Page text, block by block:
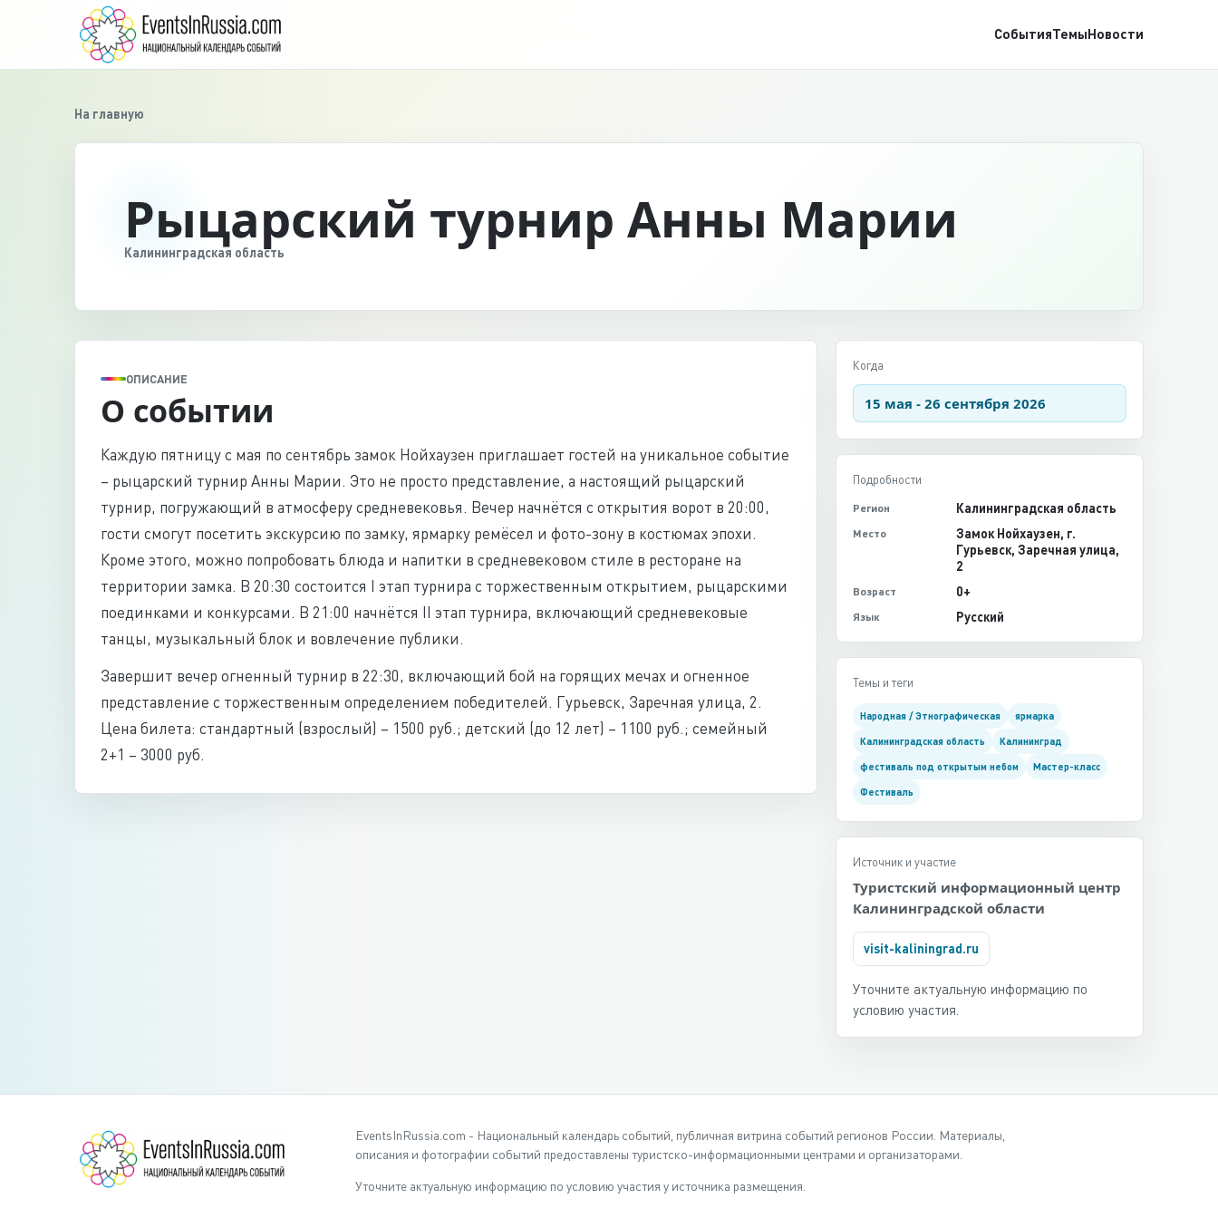
СобытияТемыНовости
На главную
Рыцарский турнир Анны Марии
Калининградская область
ОПИСАНИЕ
О событии
Каждую пятницу с мая по сентябрь замок Нойхаузен приглашает гостей на уникальное событие
– рыцарский турнир Анны Марии. Это не просто представление, а настоящий рыцарский
турнир, погружающий в атмосферу средневековья. Вечер начнётся с открытия ворот в 20:00,
гости смогут посетить экскурсию по замку, ярмарку ремёсел и фото-зону в костюмах эпохи.
Кроме этого, можно попробовать блюда и напитки в средневековом стиле в ресторане на
территории замка. В 20:30 состоится I этап турнира с торжественным открытием, рыцарскими
поединками и конкурсами. В 21:00 начнётся II этап турнира, включающий средневековые
танцы, музыкальный блок и вовлечение публики.
Завершит вечер огненный турнир в 22:30, включающий бой на горящих мечах и огненное
представление с торжественным определением победителей. Гурьевск, Заречная улица, 2.
Цена билета: стандартный (взрослый) – 1500 руб.; детский (до 12 лет) – 1100 руб.; семейный
2+1 – 3000 руб.
Когда
15 мая - 26 сентября 2026
Подробности
Регион Калининградская область
Место
Замок Нойхаузен, г.
Гурьевск, Заречная улица,
2
Возраст 0+
Язык Русский
Темы и теги
Народная / Этнографическая ярмарка
Калининградская область Калининград
фестиваль под открытым небом Мастер-класс
Фестиваль
Источник и участие
Туристский информационный центр
Калининградской области
visit-kaliningrad.ru
Уточните актуальную информацию по
условию участия.
EventsInRussia.com - Национальный календарь событий, публичная витрина событий регионов России. Материалы,
описания и фотографии событий предоставлены туристско-информационными центрами и организаторами.
Уточните актуальную информацию по условию участия у источника размещения.